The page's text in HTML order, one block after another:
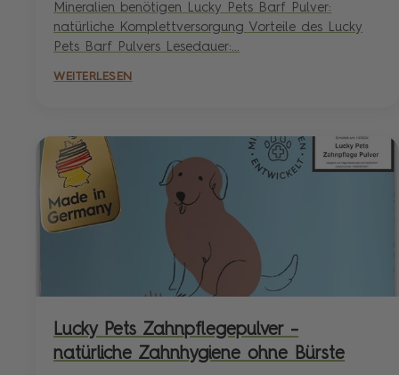
Mineralien benötigen Lucky Pets Barf Pulver:
natürliche Komplettversorgung Vorteile des Lucky
Pets Barf Pulvers Lesedauer:...
WEITERLESEN
Lucky Pets Zahnpflegepulver –
natürliche Zahnhygiene ohne Bürste